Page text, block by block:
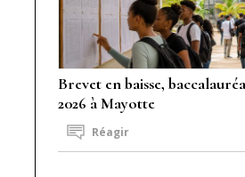
Brevet en baisse,
2026 à Mayotte
Réagir